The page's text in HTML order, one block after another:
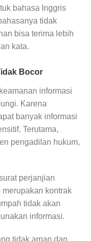
bahasa Inggris
tidak
bisa terima lebih
kata.
Bocor
informasi
Karena
banyak informasi
Terutama,
pengadilan hukum,
perjanjian
kontrak
tidak akan
informasi.
tidak aman dan